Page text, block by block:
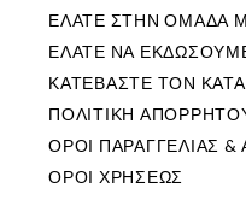
ΕΛΑΤΕ ΣΤΗΝ ΟΜΑΔΑ
ΕΛΑΤΕ ΝΑ
ΚΑΤΕΒΑΣΤΕ ΤΟΝ
ΠΟΛΙΤΙΚΗ
ΟΡΟΙ ΠΑΡΑΓΓΕΛΙΑΣ
ΟΡΟΙ ΧΡΗΣΕΩΣ